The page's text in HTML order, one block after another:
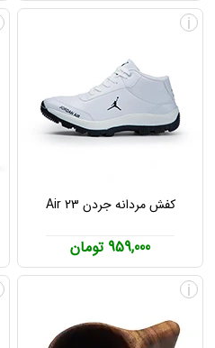
کفش مردانه جردن Air 23
959,000 تومان
i
i